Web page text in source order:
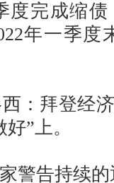
度完成缩
年一季度
拜登经济
”上。
告持续的